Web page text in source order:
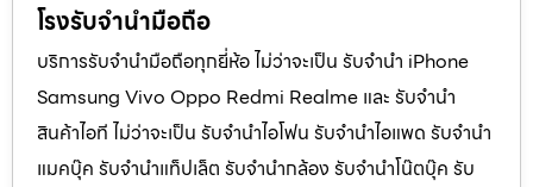
โรงรับจำนำมือถือ
บริการรับจำนำมือถือทุกยี่ห้อ ไม่ว่าจะเป็น รับจำนำ iPhone
Samsung Vivo Oppo Redmi Realme และ รับจำนำ
สินค้าไอที ไม่ว่าจะเป็น รับจำนำไอโฟน รับจำนำไอแพด รับจำนำ
แมคบุ๊ค รับจำนำแท็ปเล็ต รับจำนำกล้อง รับจำนำโน๊ตบุ๊ค รับ